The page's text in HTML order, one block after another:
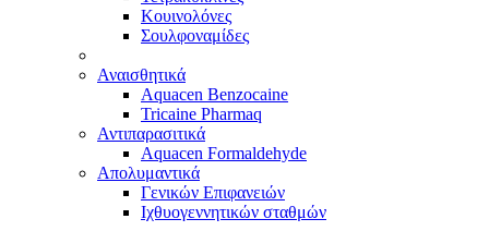
Κουινολόνες
Σουλφοναμίδες
Αναισθητικά
Aquacen Benzocaine
Tricaine Pharmaq
Αντιπαρασιτικά
Aquacen Formaldehyde
Απολυμαντικά
Γενικών Επιφανειών
Ιχθυογεννητικών σταθμών